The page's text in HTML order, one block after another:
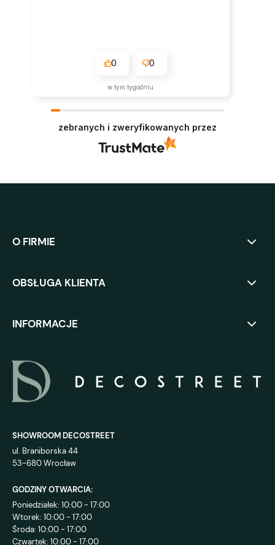
0 0
w tym tygodniu
zebranych i zweryfikowanych przez
O FIRMIE
OBSŁUGA KLIENTA
INFORMACJE
SHOWROOM DECOSTREET
ul. Braniborska 44
53-680 Wrocław
GODZINY OTWARCIA:
Poniedziałek: 10:00 - 17:00
Wtorek: 10:00 - 17:00
Środa: 10:00 - 17:00
Czwartek: 10:00 - 17:00